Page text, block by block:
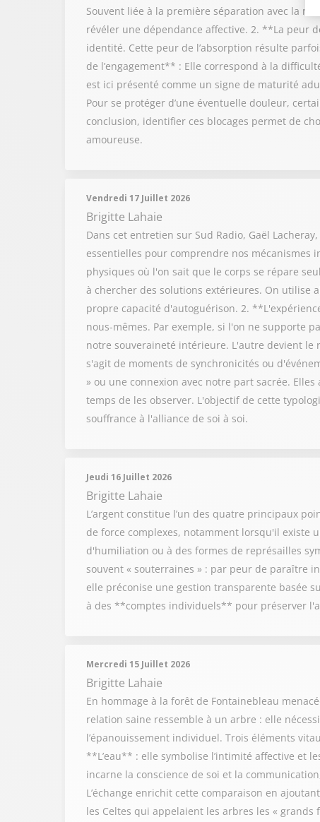
Souvent liée à la première séparation avec la
révéler une dépendance affective. 2. **La peur
identité. Cette peur de l’absorption résulte
de l’engagement** : Elle correspond à la
est ici présenté comme un signe de maturité
Pour se protéger d’une éventuelle douleur,
conclusion, identifier ces blocages permet de
amoureuse.
Vendredi 17 Juillet 2026
Brigitte Lahaie
Dans cet entretien sur Sud Radio, Gaël
essentielles pour comprendre nos
physiques où l'on sait que le corps se répare
à chercher des solutions extérieures. On utilise
propre capacité d'autoguérison. 2.
nous-mêmes. Par exemple, si l'on ne supporte
notre souveraineté intérieure. L'autre devient
s'agit de moments de synchronicités ou
» ou une connexion avec notre part sacrée.
temps de les observer. L'objectif de cette
souffrance à l'alliance de soi à soi.
Jeudi 16 Juillet 2026
Brigitte Lahaie
L’argent constitue l’un des quatre principaux
de force complexes, notamment lorsqu'il existe
d'humiliation ou à des formes de représailles
souvent « souterraines » : par peur de paraître
elle préconise une gestion transparente basée
à des **comptes individuels** pour préserver
Mercredi 15 Juillet 2026
Brigitte Lahaie
En hommage à la forêt de Fontainebleau
relation saine ressemble à un arbre : elle
l’épanouissement individuel. Trois éléments
**L’eau** : elle symbolise l’intimité affective et
incarne la conscience de soi et la
L’échange enrichit cette comparaison en
les Celtes qui appelaient les arbres les «